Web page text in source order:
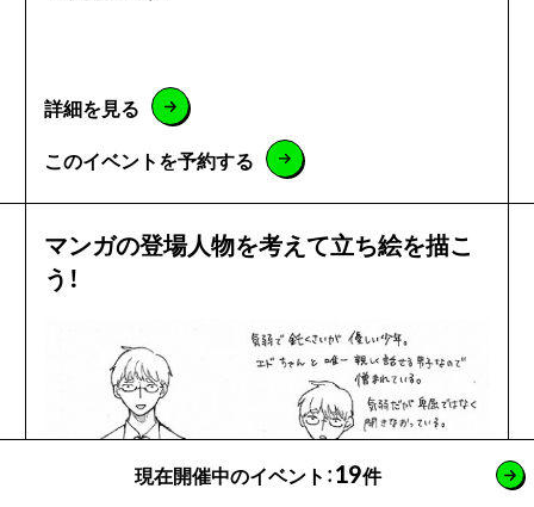
現在開催中のイベント：19件
詳細を見る
このイベントを予約する
マンガの登場人物を考えて立ち絵を描こ
う！